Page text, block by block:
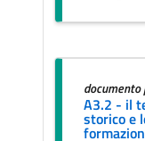
documento
A3.2 - il
storico e